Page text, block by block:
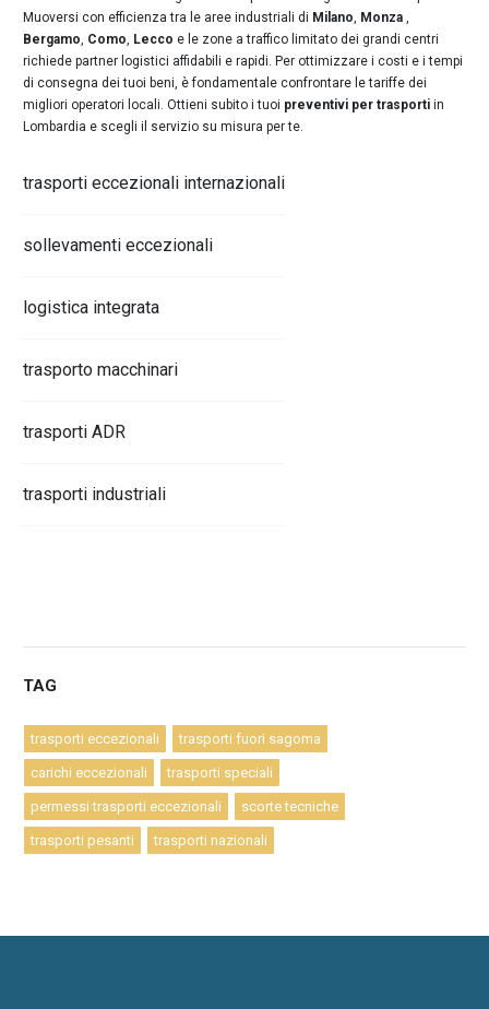
Muoversi con efficienza tra le aree industriali di Milano, Monza,
Bergamo, Como, Lecco e le zone a traffico limitato dei grandi centri
richiede partner logistici affidabili e rapidi. Per ottimizzare i costi e i tempi
di consegna dei tuoi beni, è fondamentale confrontare le tariffe dei
migliori operatori locali. Ottieni subito i tuoi preventivi per trasportiin
Lombardia e scegli il servizio su misura per te.
trasporti eccezionali internazionali
sollevamenti eccezionali
logistica integrata
trasporto macchinari
trasporti ADR
trasporti industriali
TAG
trasporti eccezionali trasporti fuori sagoma
carichi eccezionali trasporti speciali
permessi trasporti eccezionali scorte tecniche
trasporti pesanti trasporti nazionali